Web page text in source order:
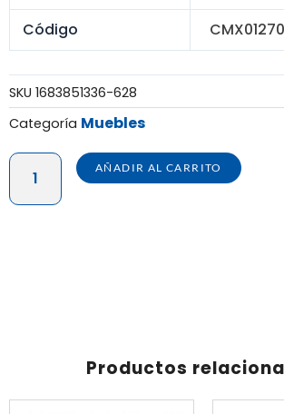
Código
SKU 1683851336-628
Categoría Muebles
COMODA
GIGANTE
5
cantidad
AÑADIR AL CARRITO
Productos